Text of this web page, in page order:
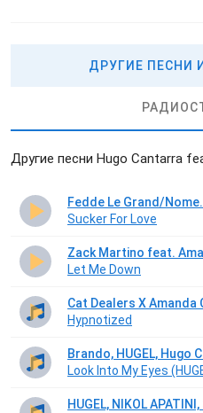
ДРУГИЕ ПЕСНИ
Другие песни Hugo Cantarra
Fedde Le Grand/
Sucker For Love
Zack Martino feat.
Let Me Down
Cat Dealers X Amanda
Hypnotized
Brando, HUGEL, Hugo